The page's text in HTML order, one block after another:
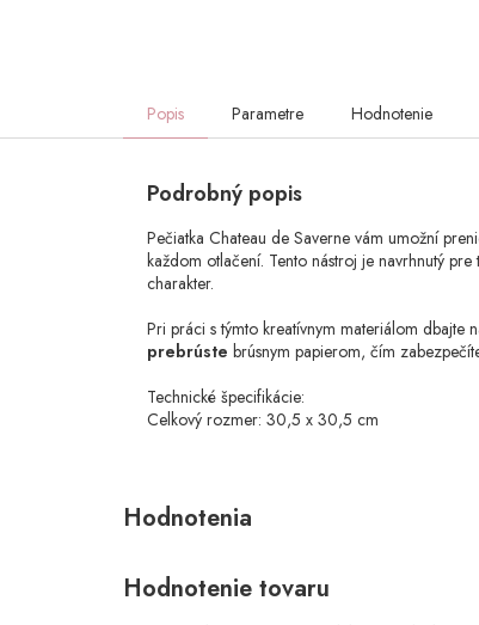
Popis Parametre Hodnotenie
Podrobný popis
Pečiatka Chateau de Saverne vám umožní
každom otlačení. Tento nástroj je navrhnutý
charakter.
Pri práci s týmto kreatívnym materiálom dbajte
prebrúste brúsnym papierom, čím
Technické špecifikácie:
Celkový rozmer: 30,5 x 30,5 cm
Hodnotenie tovaru